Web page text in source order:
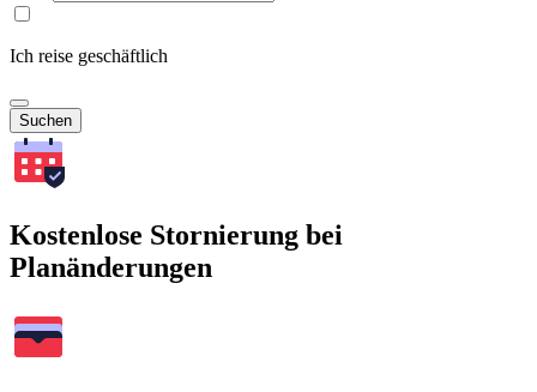
Ich reise geschäftlich
Suchen
Kostenlose Stornierung bei
Planänderungen